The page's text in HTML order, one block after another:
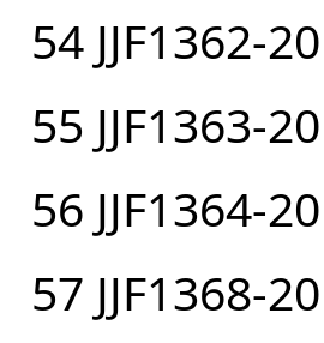
54 JJF1362-
55 JJF1363-
56 JJF1364-
57 JJF1368-